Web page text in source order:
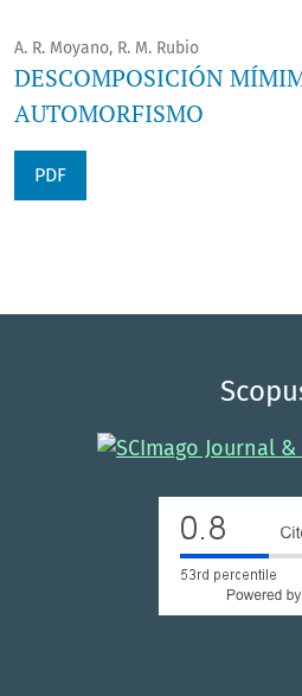
A. R. Moyano, R. M. Rubio
DESCOMPOSICIÓN
AUTOMORFISMO
PDF